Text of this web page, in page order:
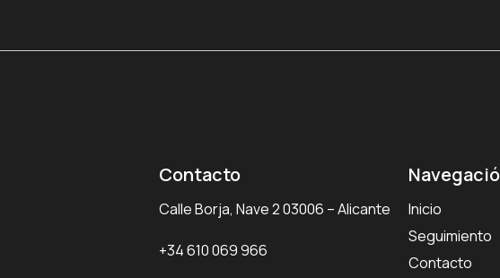
Contacto
Calle Borja, Nave 2 03006 – Alicante
+34 610 069 966
Inicio
Seguimiento
Contacto